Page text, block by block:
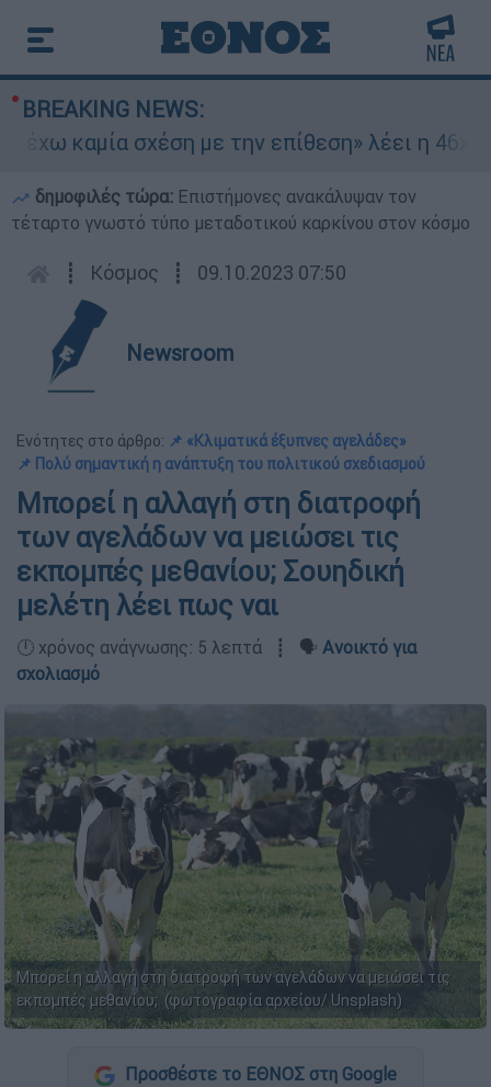
BREAKING NEWS:
σχέση με την επίθεση» λέει η 46χρονη
δημοφιλές τώρα: Επιστήμονες ανακάλυψαν τον
τέταρτο γνωστό τύπο μεταδοτικού καρκίνου στον κόσμο
┋ Κόσμος ┋ 09.10.2023 07:50
Newsroom
Ενότητες στο άρθρο: 📌 «Κλιματικά έξυπνες αγελάδες»
📌 Πολύ σημαντική η ανάπτυξη του πολιτικού σχεδιασμού
Μπορεί η αλλαγή στη διατροφή
των αγελάδων να μειώσει τις
εκπομπές μεθανίου; Σουηδική
μελέτη λέει πως ναι
🕛 χρόνος ανάγνωσης: 5 λεπτά ┋ 🗣️ Ανοικτό για
σχολιασμό
Μπορεί η αλλαγή στη διατροφή των αγελάδων να μειώσει τις
εκπομπές μεθανίου; (φωτογραφία αρχείου/ Unsplash)
Προσθέστε το ΕΘΝΟΣ στη Google